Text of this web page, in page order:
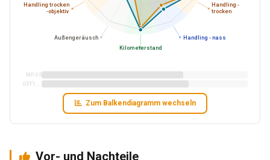
Handling -
trocken
Handling - nass
Kilometerstand
Außengeräusch
Handling trocken
-objektiv
MPS5
Zum Balkendiagramm wechseln
Vor- und Nachteile